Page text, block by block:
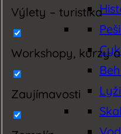
Výlety – turistika
Workshopy, kurzy
Zaujímavosti